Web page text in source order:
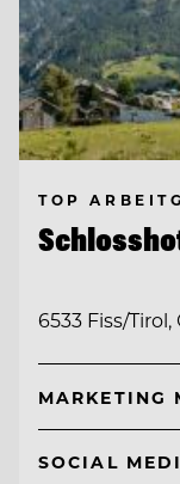
TOP
6533 Fiss/
MARKETING
SOCIAL